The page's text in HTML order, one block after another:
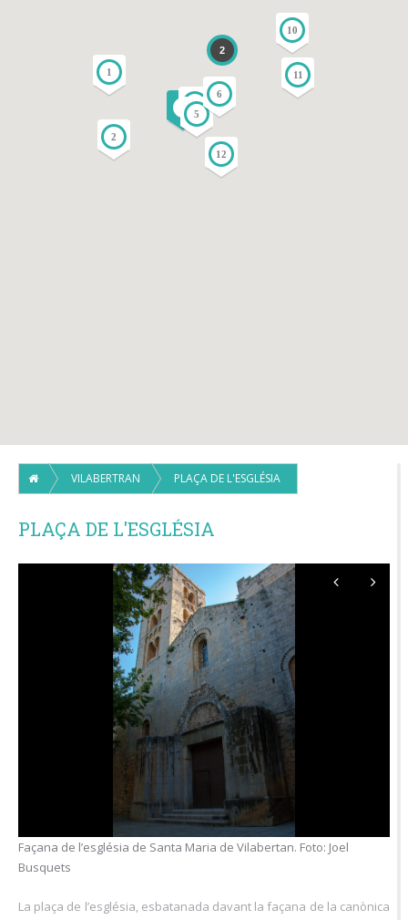
1
2
3
4
5
6
10
11
12
2
VILABERTRAN PLAÇA DE L'ESGLÉSIA
PLAÇA DE L'ESGLÉSIA
Façana de l’església de Santa Maria de Vilabertan. Foto: Joel
Busquets
La plaça de l’església, esbatanada davant la façana de la canònica